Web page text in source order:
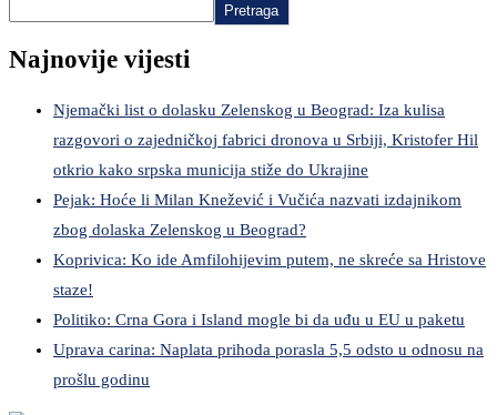
Pretraga
Najnovije vijesti
Njemački list o dolasku Zelenskog u Beograd: Iza kulisa
razgovori o zajedničkoj fabrici dronova u Srbiji, Kristofer Hil
otkrio kako srpska municija stiže do Ukrajine
Pejak: Hoće li Milan Knežević i Vučića nazvati izdajnikom
zbog dolaska Zelenskog u Beograd?
Koprivica: Ko ide Amfilohijevim putem, ne skreće sa Hristove
staze!
Politiko: Crna Gora i Island mogle bi da uđu u EU u paketu
Uprava carina: Naplata prihoda porasla 5,5 odsto u odnosu na
prošlu godinu